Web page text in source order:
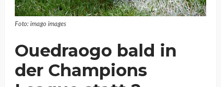
Foto: imago images
Ouedraogo bald in
der Champions